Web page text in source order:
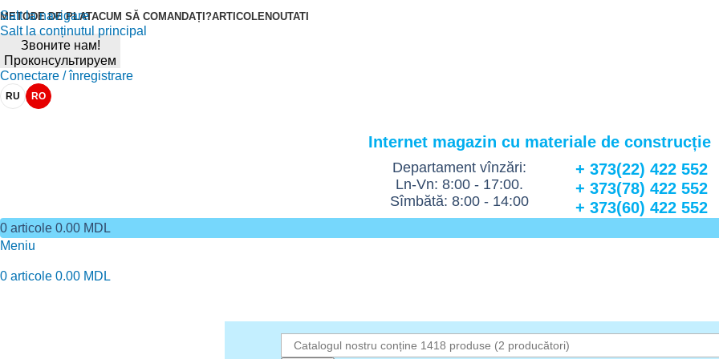
Salt la navigare
Salt la conținutul principal
METODE DE PLATACUM SĂ COMANDAȚI?ARTICOLENOUTATI
Звоните нам!
Проконсультируем
Conectare / înregistrare
RU RO
Internet magazin cu materiale de construcție
Departament vînzări:
Ln-Vn: 8:00 - 17:00.
Sîmbătă: 8:00 - 14:00
+ 373(22) 422 552
+ 373(78) 422 552
+ 373(60) 422 552
0 articole 0.00 MDL
Meniu
0 articole 0.00 MDL